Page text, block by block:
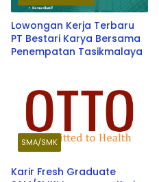
Lowongan Kerja Terbaru
PT Bestari Karya Bersama
Penempatan Tasikmalaya
SMA/SMK
Karir Fresh Graduate